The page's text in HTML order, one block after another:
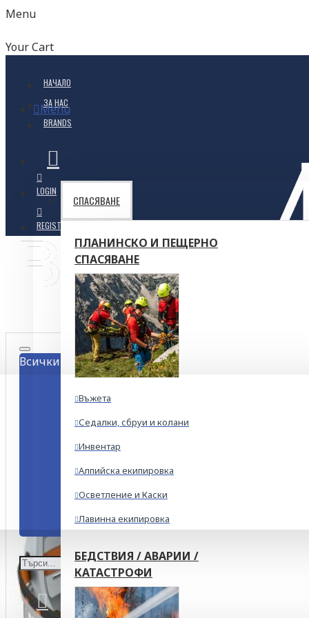
Menu
Your Cart
НАЧАЛО
ЗА НАС
BRANDS
Menu
СПАСЯВАНЕ
ПЛАНИНСКО И ПЕЩЕРНО
СПАСЯВАНЕ
Въжета
Седалки, сбруи и колани
Инвентар
Алпийска екипировка
Осветление и Каски
Лавинна екипировка
БЕДСТВИЯ / АВАРИИ /
КАТАСТРОФИ
Всички
LOGIN
REGISTER